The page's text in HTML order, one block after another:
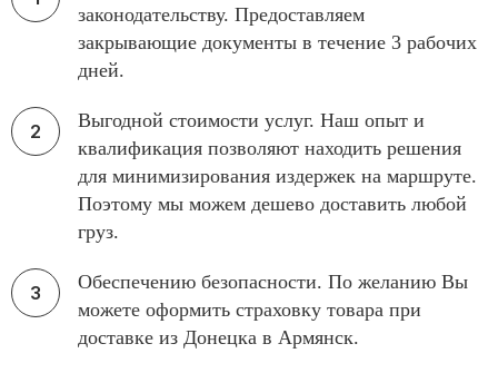
законодательству. Предоставляем
закрывающие документы в течение 3 рабочих
дней.
Выгодной стоимости услуг. Наш опыт и
квалификация позволяют находить решения
для минимизирования издержек на маршруте.
Поэтому мы можем дешево доставить любой
груз.
Обеспечению безопасности. По желанию Вы
можете оформить страховку товара при
доставке из Донецка в Армянск.